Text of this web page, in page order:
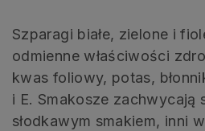
Szparagi białe, zielone i
odmienne właściwości
kwas foliowy, potas,
i E. Smakosze zachwycają
słodkawym smakiem, inni